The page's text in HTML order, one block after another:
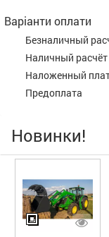
Варіанти оплати
Безналичный
Наличный расчёт
Наложенный
Предоплата
Новинки!